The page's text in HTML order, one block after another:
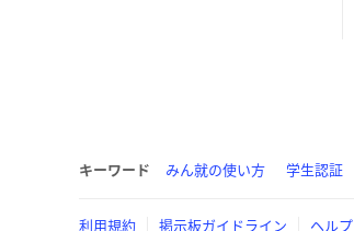
キーワード みん就の使い方 学生認証
利用規約 掲示板ガイドライン ヘルプ